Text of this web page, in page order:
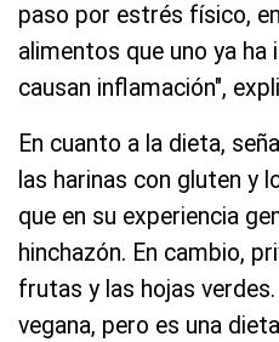
paso por estrés físico,
alimentos que uno ya
causan inflamación",
En cuanto a la dieta,
las harinas con gluten y
que en su experiencia
hinchazón. En cambio,
frutas y las hojas
vegana, pero es una